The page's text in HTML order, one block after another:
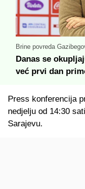
Brine povreda
Danas se
već prvi dan
Press konferencija
nedjelju od 14:30
Sarajevu.